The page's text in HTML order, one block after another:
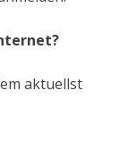
aktuellst